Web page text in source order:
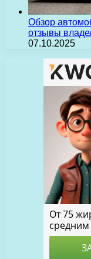
Обзор
отзывы
07.10.2025